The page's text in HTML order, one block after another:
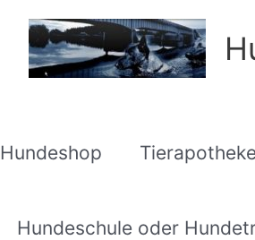
Hundeshop
Hundeschule oder